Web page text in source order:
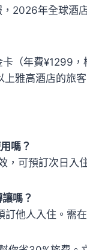
2026年全球酒
（年費¥1299
雅高酒店的旅
嗎？
，可預訂次日入
嗎？
他人入住。需